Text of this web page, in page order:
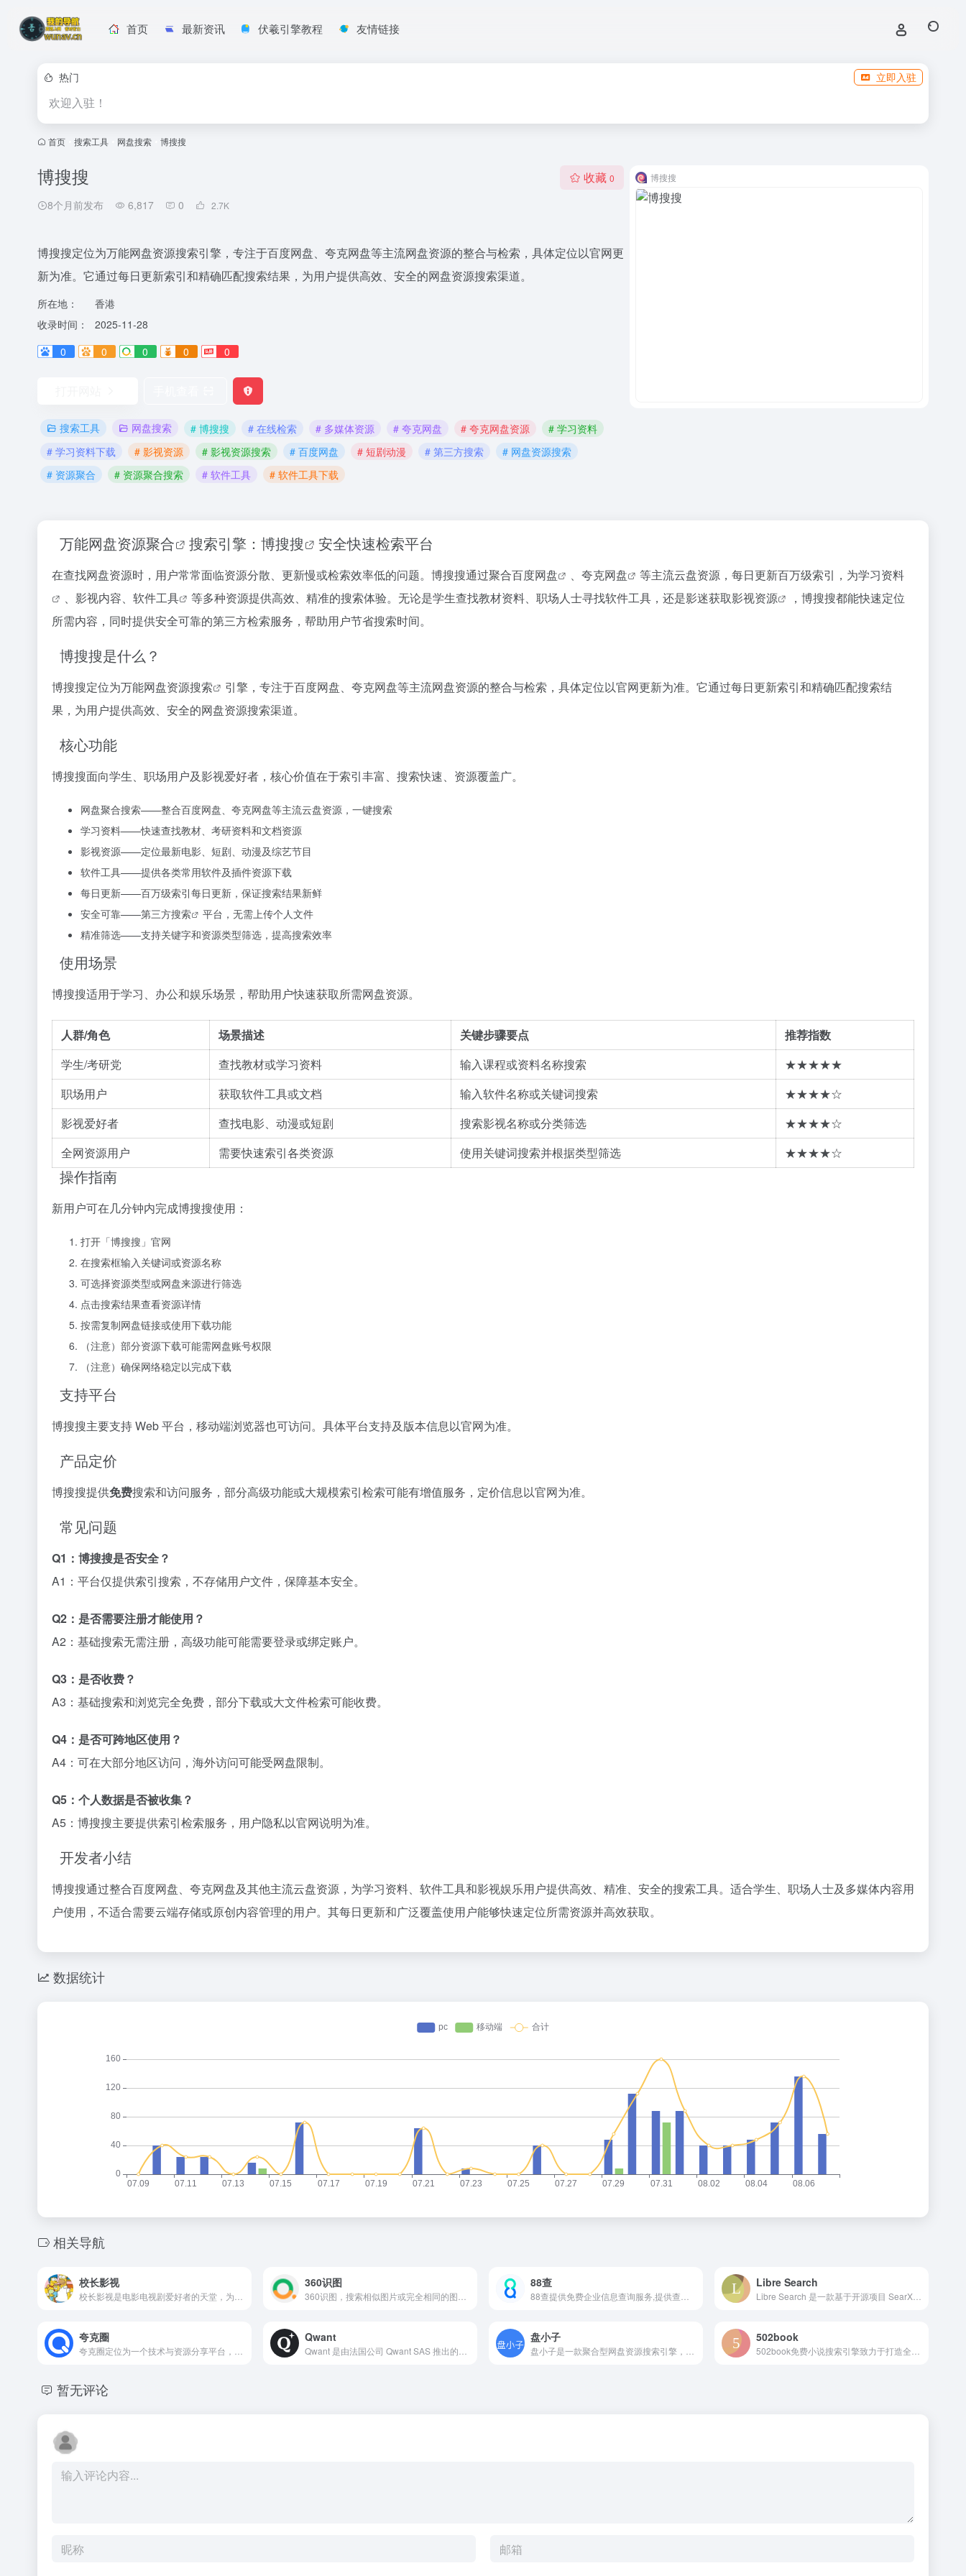
首页 最新资讯 伏羲引擎教程 友情链接
热门 立即入驻
欢迎入驻！
首页 搜索工具 网盘搜索 博搜搜
博搜搜
8个月前发布 6,817 0 2.7K
收藏 0
博搜搜定位为万能网盘资源搜索引擎，专注于百度网盘、夸克网盘等主流网盘资源的整合与检索，具体定位以官网更
新为准。它通过每日更新索引和精确匹配搜索结果，为用户提供高效、安全的网盘资源搜索渠道。
所在地：
香港
收录时间：
2025-11-28
0
0 0 0 0
搜索工具 网盘搜索 # 博搜搜 # 在线检索 # 多媒体资源 # 夸克网盘 # 夸克网盘资源
# 学习资料
# 学习资料下载
# 影视资源 # 影视资源搜索 # 百度网盘 # 短剧动漫 # 第三方搜索
# 网盘资源搜索
# 资源聚合
# 资源聚合搜索 # 软件工具 # 软件工具下载
博搜搜
万能网盘资源聚合 搜索引擎： 博搜搜 安全快速检索平台
在查找网盘资源时，用户常常面临资源分散、更新慢或检索效率低的问题。博搜搜通过聚合百度网盘 、 夸克网盘 等主流云盘资源，每日更新百万级索引，为学习资料
、影视内容、 软件工具 等多种资源提供高效、精准的搜索体验。无论是学生查找教材资料、职场人士寻找软件工具，还是影迷获取影视资源
，博搜搜都能快速定位
所需内容，同时提供安全可靠的第三方检索服务，帮助用户节省搜索时间。
博搜搜是什么？
博搜搜定位为万能网盘资源搜索
引擎，专注于百度网盘、夸克网盘等主流网盘资源的整合与检索，具体定位以官网更新为准。它通过每日更新索引和精确匹配搜索结
果，为用户提供高效、安全的网盘资源搜索渠道。
核心功能
博搜搜面向学生、职场用户及影视爱好者，核心价值在于索引丰富、搜索快速、资源覆盖广。
网盘聚合搜索——整合百度网盘、夸克网盘等主流云盘资源，一键搜索
学习资料——快速查找教材、考研资料和文档资源
影视资源——定位最新电影、短剧、动漫及综艺节目
软件工具——提供各类常用软件及插件资源下载
每日更新——百万级索引每日更新，保证搜索结果新鲜
安全可靠——第三方搜索
平台，无需上传个人文件
精准筛选——支持关键字和资源类型筛选，提高搜索效率
使用场景
博搜搜适用于学习、办公和娱乐场景，帮助用户快速获取所需网盘资源。
人群/角色 场景描述 关键步骤要点
推荐指数
学生/考研党
查找教材或学习资料 输入课程或资料名称搜索
★★★★★
职场用户
获取软件工具或文档 输入软件名称或关键词搜索
★★★★☆
影视爱好者
查找电影、动漫或短剧 搜索影视名称或分类筛选
★★★★☆
全网资源用户
需要快速索引各类资源 使用关键词搜索并根据类型筛选 ★★★★☆
操作指南
新用户可在几分钟内完成博搜搜使用：
打开「博搜搜」官网
在搜索框输入关键词或资源名称
可选择资源类型或网盘来源进行筛选
点击搜索结果查看资源详情
按需复制网盘链接或使用下载功能
（注意）部分资源下载可能需网盘账号权限
（注意）确保网络稳定以完成下载
支持平台
博搜搜主要支持 Web 平台，移动端浏览器也可访问。具体平台支持及版本信息以官网为准。
产品定价
博搜搜提供免费搜索和访问服务，部分高级功能或大规模索引检索可能有增值服务，定价信息以官网为准。
常见问题
Q1：博搜搜是否安全？
A1：平台仅提供索引搜索，不存储用户文件，保障基本安全。
Q2：是否需要注册才能使用？
A2：基础搜索无需注册，高级功能可能需要登录或绑定账户。
Q3：是否收费？
A3：基础搜索和浏览完全免费，部分下载或大文件检索可能收费。
Q4：是否可跨地区使用？
A4：可在大部分地区访问，海外访问可能受网盘限制。
Q5：个人数据是否被收集？
A5：博搜搜主要提供索引检索服务，用户隐私以官网说明为准。
开发者小结
博搜搜通过整合百度网盘、夸克网盘及其他主流云盘资源，为学习资料、软件工具和影视娱乐用户提供高效、精准、安全的搜索工具。适合学生、职场人士及多媒体内容用
户使用，不适合需要云端存储或原创内容管理的用户。其每日更新和广泛覆盖使用户能够快速定位所需资源并高效获取。
数据统计
相关导航
校长影视 360识图 88查 Libre Search
夸克圈 Qwant 盘小子 502book
暂无评论